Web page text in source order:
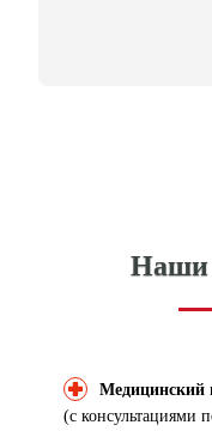
Наши
Медицинский
(с консультациями